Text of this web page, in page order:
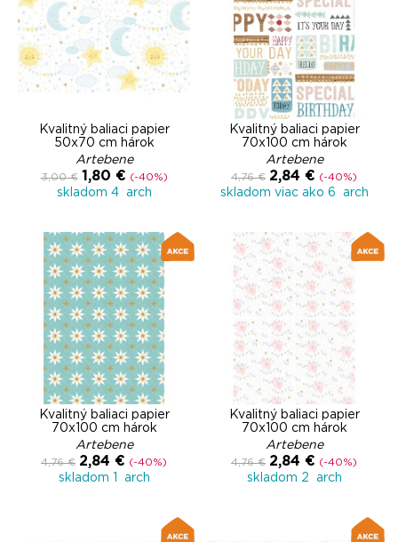
Kvalitný baliaci papier
50x70 cm hárok
Artebene
3,00 € 1,80 € (-40%)
skladom 4 arch
Kvalitný baliaci papier
70x100 cm hárok
Artebene
4,76 € 2,84 € (-40%)
skladom viac ako 6 arch
Kvalitný baliaci papier
70x100 cm hárok
Artebene
4,76 € 2,84 € (-40%)
skladom 1 arch
Kvalitný baliaci papier
70x100 cm hárok
Artebene
4,76 € 2,84 € (-40%)
skladom 2 arch